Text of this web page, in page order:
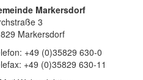
Markersdorf
3
Markersdorf
+49 (0)35829 630-0
+49 (0)35829 630-11